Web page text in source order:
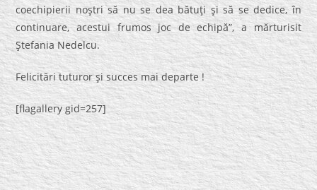
coechipierii noştri să nu se dea bătuţi şi să se dedice, în
continuare, acestui frumos joc de echipă”, a mărturisit
Ştefania Nedelcu.
Felicitări tuturor şi succes mai departe !
[flagallery gid=257]